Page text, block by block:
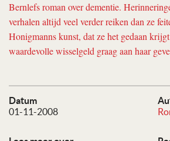
Datum
01-11-2008
Bernlefs roman over dementie.
verhalen altijd veel verder reiken dan ze
Honigmanns kunst, dat ze het gedaan
waardevolle wisselgeld graag aan haar